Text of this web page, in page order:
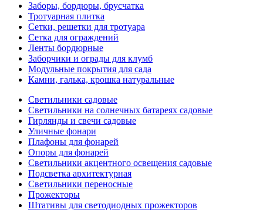
Заборы, бордюры, брусчатка
Тротуарная плитка
Сетки, решетки для тротуара
Сетка для ограждений
Ленты бордюрные
Заборчики и ограды для клумб
Модульные покрытия для сада
Камни, галька, крошка натуральные
Светильники садовые
Светильники на солнечных батареях садовые
Гирлянды и свечи садовые
Уличные фонари
Плафоны для фонарей
Опоры для фонарей
Светильники акцентного освещения садовые
Подсветка архитектурная
Светильники переносные
Прожекторы
Штативы для светодиодных прожекторов